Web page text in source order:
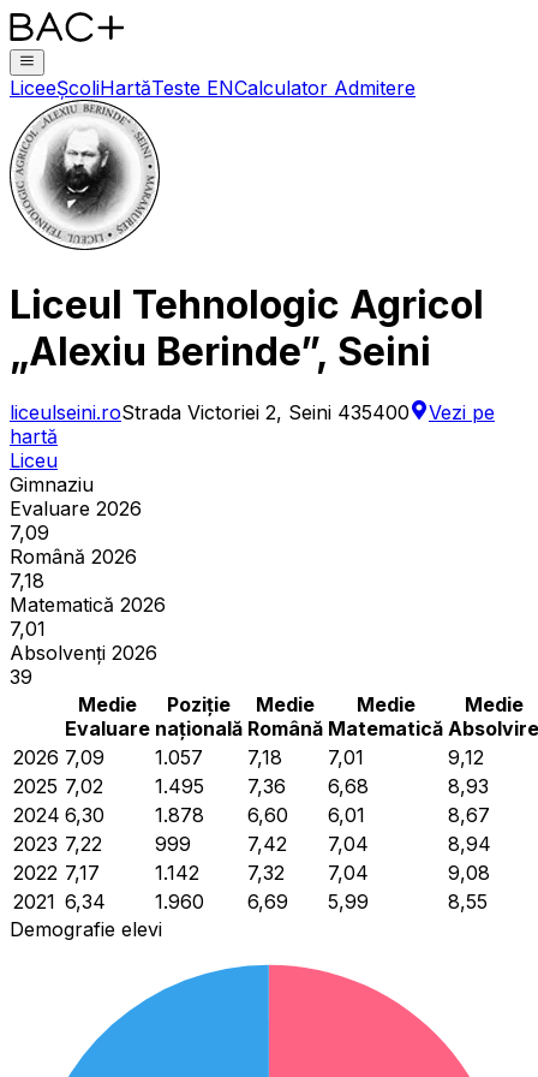
LiceeȘcoliHartăTeste ENCalculator Admitere
Liceul Tehnologic Agricol
„Alexiu Berinde”, Seini
liceulseini.roStrada Victoriei 2, Seini 435400
Vezi pe
hartă
Liceu
Gimnaziu
Evaluare 2026
7,09
Română 2026
7,18
Matematică 2026
7,01
Absolvenți 2026
39
Medie
Evaluare
Poziție
națională
Medie
Română
Medie
Matematică
Medie
Absolvire
2026 7,09 1.057 7,18 7,01
9,12
2025 7,02 1.495 7,36 6,68
8,93
2024 6,30 1.878 6,60 6,01
8,67
2023 7,22 999 7,42 7,04
8,94
2022 7,17 1.142 7,32 7,04
9,08
2021 6,34 1.960 6,69 5,99
8,55
Demografie elevi